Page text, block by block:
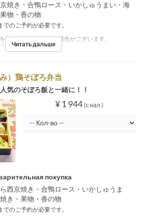
焼き・合鴨ロース・いかしゅうまい・海
物・香の物
でのご予約が必要です。
変更させていただく場合がございます。
料』を注文下さい。
Читать дальше
）鶏そぼろ弁当
気のそぼろ飯と一緒に！！
¥ 1 944 (с нал.)
покупка
西京焼き・合鴨ロース・いかしゅうま
き・果物・香の物
でのご予約が必要です。